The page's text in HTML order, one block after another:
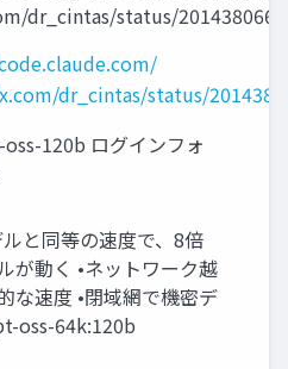
dr_cintas/status/
dr_cintas/status/
120b ログインフォ
と同等の速度で、8倍
が動く •ネットワーク越
な速度 •閉域網で機密デ
oss-64k:120b